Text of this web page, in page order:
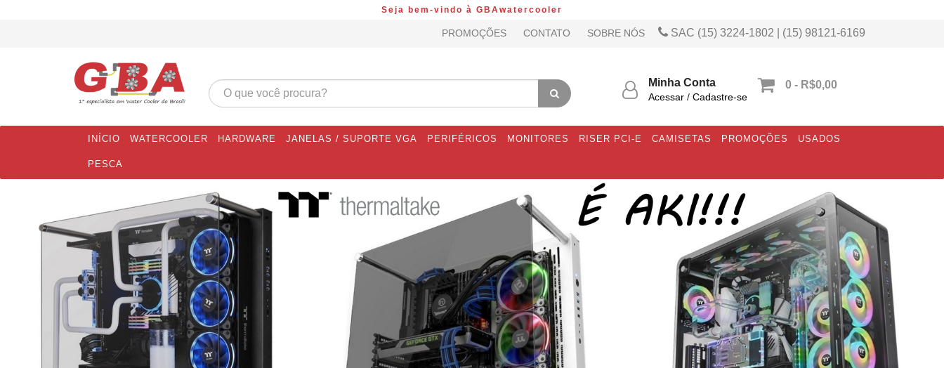
Seja bem-vindo à GBAwatercooler
PROMOÇÕES CONTATO SOBRE NÓS SAC (15) 3224-1802 | (15) 98121-6169
Minha Conta
Acessar / Cadastre-se
0 - R$0,00
INÍCIO WATERCOOLER HARDWARE JANELAS / SUPORTE VGA PERIFÉRICOS MONITORES RISER PCI-E CAMISETAS PROMOÇÕES USADOS
PESCA